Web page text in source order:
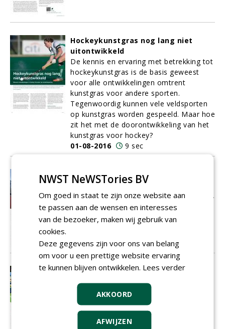
Hockeykunstgras nog lang niet
uitontwikkeld
De kennis en ervaring met betrekking tot
hockeykunstgras is de basis geweest
voor alle ontwikkelingen omtrent
kunstgras voor andere sporten.
Tegenwoordig kunnen vele veldsporten
op kunstgras worden gespeeld. Maar hoe
zit het met de doorontwikkeling van het
kunstgras voor hockey?
01-08-2016
9 sec
'We moeten af van het idee dat
water vanzelfsprekend is'
Vorig jaar legde Traas en Ovaa Sport B.V.
een ecologisch waterbeheersysteem aan
bij sportcomplex Het Schenge in Goes.
6 sec
Lichtpunt in het Amsterdamse bos
Avondwedstrijden bij de Amstelveense
hockeyclub Hurley worden sinds het
najaar van 2015 gespeeld onder LED
licht van AAA-LUX. Voor zowel de Dames
1 als de Heren 1 van de club werd het
NWST NeWSTories BV
Om goed in staat te zijn onze website aan
te passen aan de wensen en interesses
van de bezoeker, maken wij gebruik van
cookies.
Deze gegevens zijn voor ons van belang
om voor u een prettige website ervaring
te kunnen blijven ontwikkelen. Lees verder
AKKOORD
AFWIJZEN